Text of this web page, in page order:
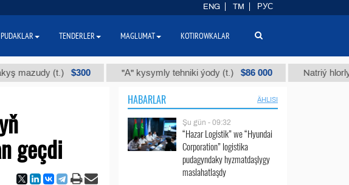
(t.) $300 "А" kysymly tehniki ýody (t.) $86 000 Natriý hlorly
geçdi
HABARLAR ÄHLISI
Şu gün - 09:32
“Hazar Logistik” we “Hyundai
Corporation” logistika
pudagyndaky hyzmatdaşlygy
maslahatlaşdy
ENG TM РУС
PUDAKLAR TENDERLER MAGLUMAT KOTIROWKALAR